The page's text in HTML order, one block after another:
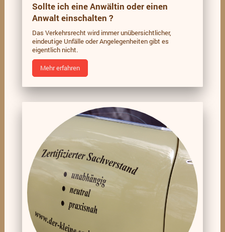
Sollte ich eine Anwältin oder einen
Anwalt einschalten ?
Das Verkehrsrecht wird immer unübersichtlicher,
eindeutige Unfälle oder Angelegenheiten gibt es
eigentlich nicht.
Mehr erfahren